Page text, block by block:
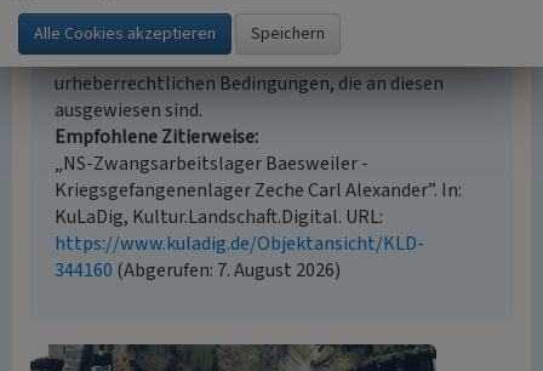
Lizenz CC BY 4.0 (Namensnennung). Die angezeigten
Medien unterliegen möglicherweise zusätzlichen
urheberrechtlichen Bedingungen, die an diesen
ausgewiesen sind.
Empfohlene Zitierweise
„NS-Zwangsarbeitslager Baesweiler -
Kriegsgefangenenlager Zeche Carl Alexander”. In:
KuLaDig, Kultur.Landschaft.Digital. URL:
https://www.kuladig.de/Objektansicht/KLD-
344160 (Abgerufen: 7. August 2026)